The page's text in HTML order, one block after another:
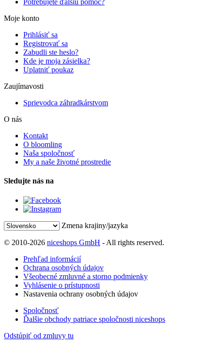
Potrebujete ďalšiu pomoc?
Moje konto
Prihlásiť sa
Registrovať sa
Zabudli ste heslo?
Kde je moja zásielka?
Uplatniť poukaz
Zaujímavosti
Sprievodca záhradkárstvom
O nás
Kontakt
O bloomling
Naša spoločnosť
My a naše životné prostredie
Sledujte nás na
Zmena krajiny/jazyka
© 2010-2026 niceshops GmbH - All rights reserved.
Prehľad informácií
Ochrana osobných údajov
Všeobecné zmluvné a storno podmienky
Vyhlásenie o prístupnosti
Nastavenia ochrany osobných údajov
Spoločnosť
Ďalšie obchody patriace spoločnosti niceshops
Odstúpiť od zmluvy tu